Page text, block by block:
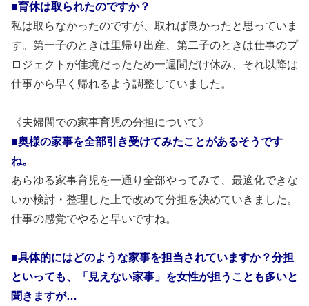
■育休は取られたのですか？
私は取らなかったのですが、取れば良かったと思っていま
す。第一子のときは里帰り出産、第二子のときは仕事のプ
ロジェクトが佳境だったため一週間だけ休み、それ以降は
仕事から早く帰れるよう調整していました。
《夫婦間での家事育児の分担について》
■奥様の家事を全部引き受けてみたことがあるそうです
ね。
あらゆる家事育児を一通り全部やってみて、最適化できな
いか検討・整理した上で改めて分担を決めていきました。
仕事の感覚でやると早いですね。
■具体的にはどのような家事を担当されていますか？分担
といっても、「見えない家事」を女性が担うことも多いと
聞きますが…